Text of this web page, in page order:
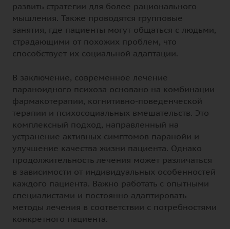
развить стратегии для более рационального
мышления. Также проводятся групповые
занятия, где пациенты могут общаться с людьми,
страдающими от похожих проблем, что
способствует их социальной адаптации.
В заключение, современное лечение
параноидного психоза основано на комбинации
фармакотерапии, когнитивно-поведенческой
терапии и психосоциальных вмешательств. Это
комплексный подход, направленный на
устранение активных симптомов паранойи и
улучшение качества жизни пациента. Однако
продолжительность лечения может различаться
в зависимости от индивидуальных особенностей
каждого пациента. Важно работать с опытными
специалистами и постоянно адаптировать
методы лечения в соответствии с потребностями
конкретного пациента.